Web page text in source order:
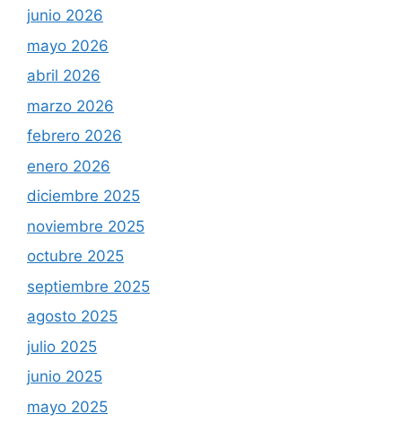
junio 2026
mayo 2026
abril 2026
marzo 2026
febrero 2026
enero 2026
diciembre 2025
noviembre 2025
octubre 2025
septiembre 2025
agosto 2025
julio 2025
junio 2025
mayo 2025